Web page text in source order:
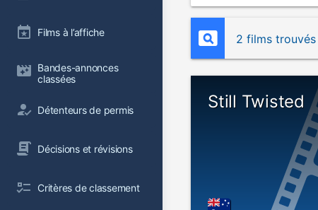
Films à l’affiche
Bandes-annonces
classées
Détenteurs de permis
Décisions et révisions
Critères de classement
2 films trouvés
Still Twisted